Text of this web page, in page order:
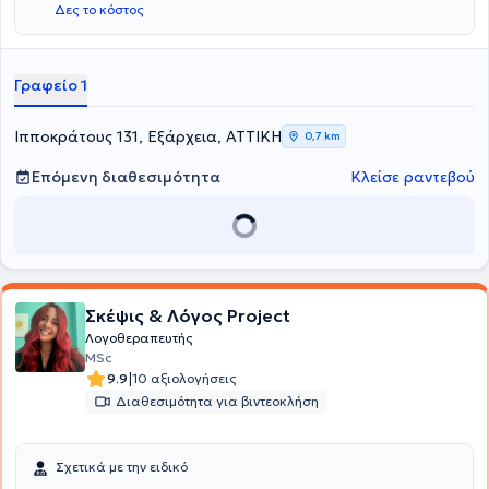
Πανεπιστήμιο του Τορίνο. Τέλος, εξειδικεύεται επίσης στο
εγκεφαλικό επεισόδιο και στις αναπτυξιακές διαταραχές.
Δες το κόστος
Γραφείο 1
Ιπποκράτους 131, Εξάρχεια, ΑΤΤΙΚΗ 0,7 km
Επόμενη διαθεσιμότητα Κλείσε ραντεβού
Σκέψις & Λόγος Project
Λογοθεραπευτής
MSc
9.9|10 αξιολογήσεις
Διαθεσιμότητα για βιντεοκλήση
Σχετικά με την ειδικό